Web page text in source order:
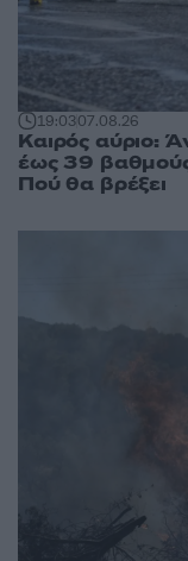
19:0307.08.26
Καιρός αύριο:
έως 39
Πού θα βρέξει